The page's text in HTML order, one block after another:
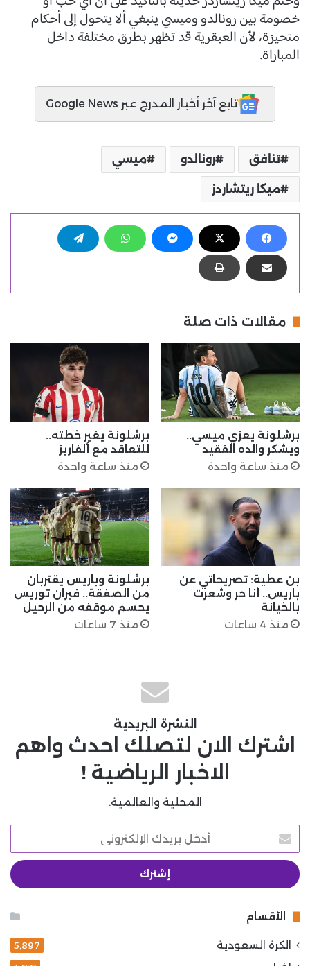
خصومة بين رونالدو وميسي ينبغي ألا يتحول إلى أحكام
متحيزة، لأن العبقرية قد تظهر بطرق مختلفة داخل
المباراة.
تابع آخر أخبار المدرج عبر Google News
تنافق رونالدو ميسي
ميكا ريتشاردز
مقالات ذات صلة
برشلونة يعزي ميسي..
ويشكر والده الفقيد
منذ ساعة واحدة
برشلونة يغير خطته..
للتعاقد مع ألفاريز
منذ ساعة واحدة
بن عطية: تصريحاتي عن
باريس.. أنا حر وشعرت
بالخيانة
منذ 4 ساعات
برشلونة وباريس يقتربان
من الصفقة.. فيران توريس
يحسم موقفه من الرحيل
منذ 7 ساعات
النشرة البريدية
اشترك الان لتصلك احدث واهم
الاخبار الرياضية !
المحلية والعالمية.
أدخل
بريدك
الإلكتروني
الأقسام
الكرة السعودية 5٬897